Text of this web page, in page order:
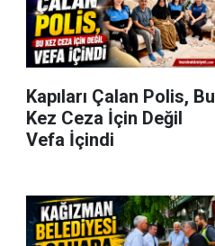
Kapıları Çalan Polis, Bu
Kez Ceza İçin Değil
Vefa İçindi